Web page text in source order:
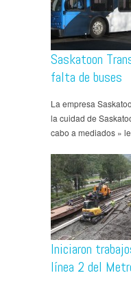
Saskatoon
falta de buses
La empresa
la cuidad de
cabo a mediados »
​​Iniciaron
línea 2 del